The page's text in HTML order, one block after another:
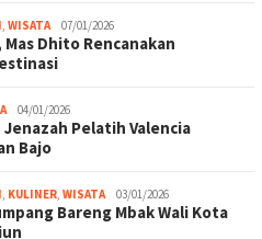
, WISATA 07/01/2026
Dhito Rencanakan
04/01/2026
Pelatih Valencia
Bajo
, KULINER, WISATA 03/01/2026
Bareng Mbak Wali Kota